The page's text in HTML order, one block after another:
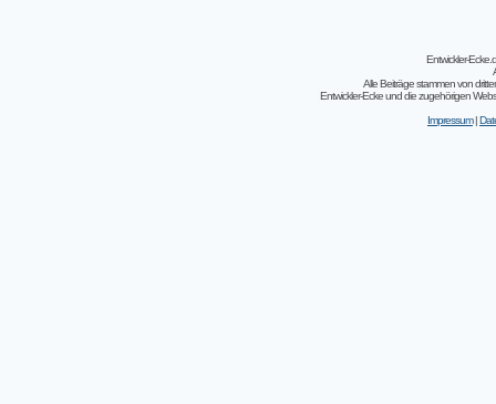
Entwickler-
Alle Beiträge stammen von
Entwickler-Ecke und die zugehörigen
Impressum|